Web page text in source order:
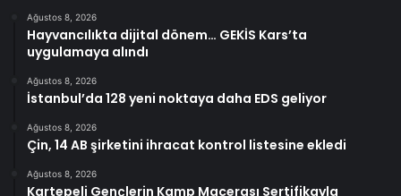
Ağustos 8, 2026
Hayvancılıkta dijital dönem… GEKİS Kars’ta
uygulamaya alındı
Ağustos 8, 2026
İstanbul’da 128 yeni noktaya daha EDS geliyor
Ağustos 8, 2026
Çin, 14 AB şirketini ihracat kontrol listesine ekledi
Ağustos 8, 2026
Kartepeli Gençlerin Kamp Macerası Sertifikayla